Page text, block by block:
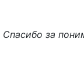
Спасибо за